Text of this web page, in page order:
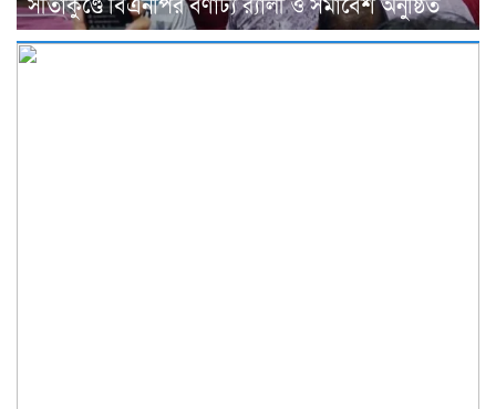
সীতাকুণ্ডে বিএনপির বর্ণাঢ্য র‍্যালী ও সমাবেশ অনুষ্ঠিত